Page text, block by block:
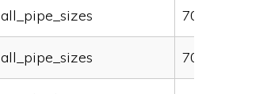
all_pipe_sizes 70000
all_pipe_sizes 70000